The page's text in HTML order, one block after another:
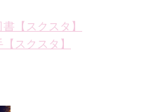
【スクスタ】
スクスタ】